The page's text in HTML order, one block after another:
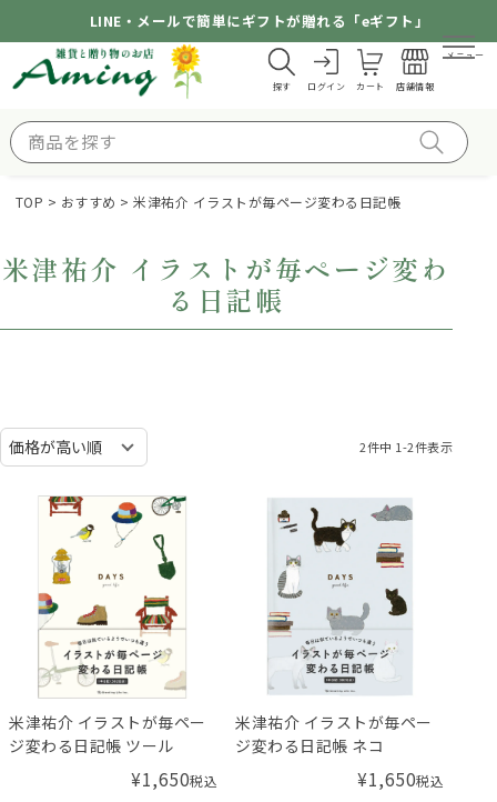
LINE・メールで簡単にギフトが贈れる「eギフト」
探す ログイン カート 店舗情報
メニュー
TOP おすすめ 米津祐介 イラストが毎ページ変わる日記帳
米津祐介 イラストが毎ページ変わ
る日記帳
2件中 1-2件表示
米津祐介 イラストが毎ペー
ジ変わる日記帳 ツール
¥1,650税込
米津祐介 イラストが毎ペー
ジ変わる日記帳 ネコ
¥1,650税込